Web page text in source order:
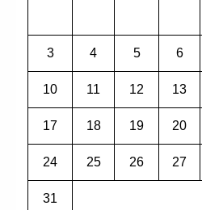
3 4 5 6
10 11 12 13
17 18 19 20
24 25 26 27
31